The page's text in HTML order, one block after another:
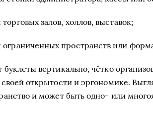
залов, холлов, выставок;
пространств или
вертикально, чётко
открытости и эргономике.
и может быть одно- или